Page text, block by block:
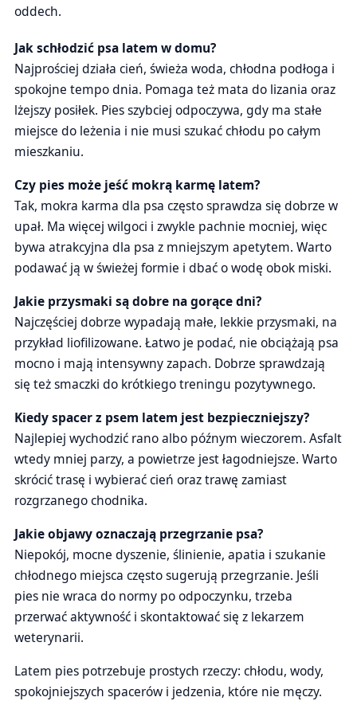
oddech.
Jak schłodzić psa latem w domu?
Najprościej działa cień, świeża woda, chłodna podłoga i
spokojne tempo dnia. Pomaga też mata do lizania oraz
lżejszy posiłek. Pies szybciej odpoczywa, gdy ma stałe
miejsce do leżenia i nie musi szukać chłodu po całym
mieszkaniu.
Czy pies może jeść mokrą karmę latem?
Tak, mokra karma dla psa często sprawdza się dobrze w
upał. Ma więcej wilgoci i zwykle pachnie mocniej, więc
bywa atrakcyjna dla psa z mniejszym apetytem. Warto
podawać ją w świeżej formie i dbać o wodę obok miski.
Jakie przysmaki są dobre na gorące dni?
Najczęściej dobrze wypadają małe, lekkie przysmaki, na
przykład liofilizowane. Łatwo je podać, nie obciążają psa
mocno i mają intensywny zapach. Dobrze sprawdzają
się też smaczki do krótkiego treningu pozytywnego.
Kiedy spacer z psem latem jest bezpieczniejszy?
Najlepiej wychodzić rano albo późnym wieczorem. Asfalt
wtedy mniej parzy, a powietrze jest łagodniejsze. Warto
skrócić trasę i wybierać cień oraz trawę zamiast
rozgrzanego chodnika.
Jakie objawy oznaczają przegrzanie psa?
Niepokój, mocne dyszenie, ślinienie, apatia i szukanie
chłodnego miejsca często sugerują przegrzanie. Jeśli
pies nie wraca do normy po odpoczynku, trzeba
przerwać aktywność i skontaktować się z lekarzem
weterynarii.
Latem pies potrzebuje prostych rzeczy: chłodu, wody,
spokojniejszych spacerów i jedzenia, które nie męczy.